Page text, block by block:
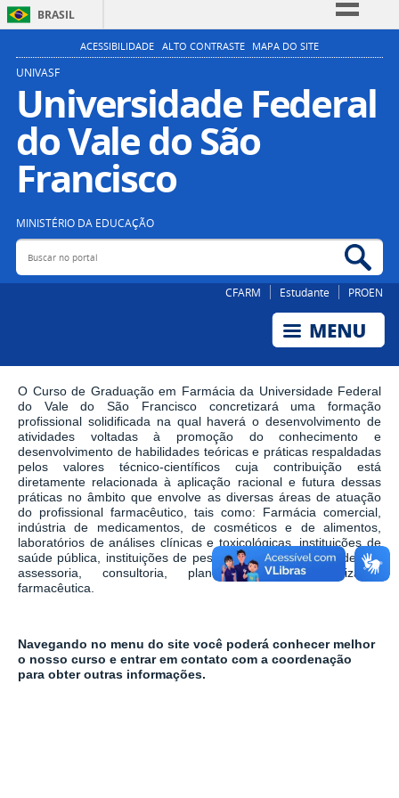
BRASIL
Simplifique!
Participe
Acesso à informação
Legislação
ACESSIBILIDADE ALTO CONTRASTE MAPA DO SITE
UNIVASF
Universidade Federal
do Vale do São
Francisco
MINISTÉRIO DA EDUCAÇÃO
Buscar no portal
CFARM Estudante PROEN
O Curso de Graduação em Farmácia da Universidade Federal
do Vale do São Francisco concretizará uma formação
profissional solidificada na qual haverá o desenvolvimento de
atividades voltadas à promoção do conhecimento e
desenvolvimento de habilidades teóricas e práticas respaldadas
pelos valores técnico-científicos cuja contribuição está
diretamente relacionada à aplicação racional e futura dessas
práticas no âmbito que envolve as diversas áreas de atuação
do profissional farmacêutico, tais como: Farmácia comercial,
indústria de medicamentos, de cosméticos e de alimentos,
laboratórios de análises clínicas e toxicológicas, instituições de
saúde pública, instituições de pesquisa e ensino, atividades de
assessoria, consultoria, planejamento e organização
farmacêutica.
Navegando no menu do site você poderá conhecer melhor
o nosso curso e entrar em contato com a coordenação
para obter outras informações.